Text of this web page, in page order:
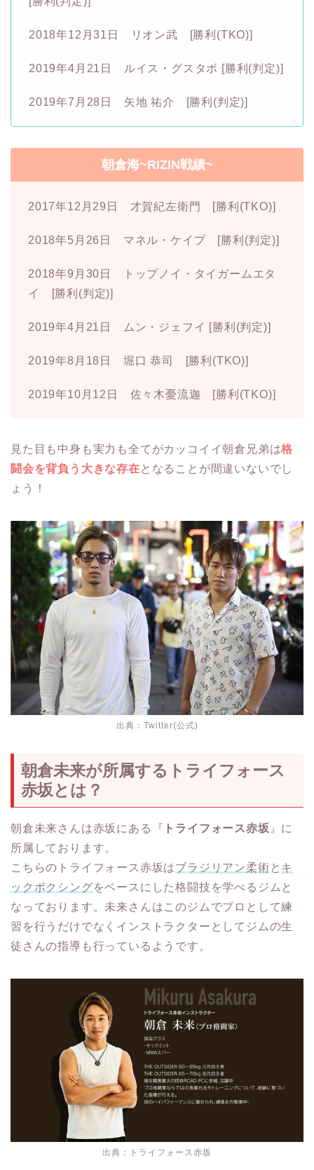
2018年12月31日 リオン武 [勝利(TKO)]
2019年4月21日 ルイス・グスタボ [勝利(判定)]
2019年7月28日 矢地 祐介 [勝利(判定)]
朝倉海~RIZIN戦績~
2017年12月29日 才賀紀左衛門 [勝利(TKO)]
2018年5月26日 マネル・ケイプ [勝利(判定)]
2018年9月30日 トップノイ・タイガームエタ
イ [勝利(判定)]
2019年4月21日 ムン・ジェフイ [勝利(判定)]
2019年8月18日 堀口 恭司 [勝利(TKO)]
2019年10月12日 佐々木憂流迦 [勝利(TKO)]
見た目も中身も実力も全てがカッコイイ朝倉兄弟は格
闘会を背負う大きな存在 となることが間違いないでし
ょう！
出典： Twitter(公式)
朝倉未来が所属するトライフォース
赤坂とは？
朝倉未来さんは赤坂にある『 トライフォース赤坂 』に
所属しております。
こちらのトライフォース赤坂はブラジリアン柔術 と キ
ックボクシングをベースにした格闘技を学べるジムと
なっております。未来さんはこのジムでプロとして練
習を行うだけでなくインストラクターとしてジムの生
徒さんの指導も行っているようです。
出典： トライフォース赤坂